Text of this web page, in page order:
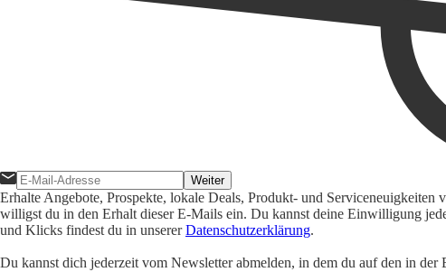
Weiter
Erhalte Angebote, Prospekte, lokale Deals, Produkt- und
willigst du in den Erhalt dieser E-Mails ein. Du kannst deine Einwilligung
und Klicks findest du in unsererDatenschutzerklärung.
Du kannst dich jederzeit vom Newsletter abmelden, in dem du auf den in